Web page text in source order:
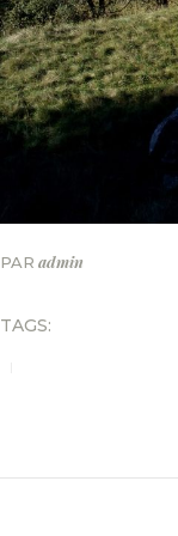
PAR admin
TAGS:
NAVIGATION